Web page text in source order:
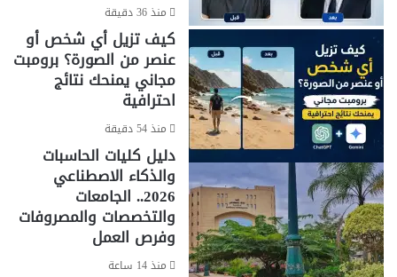
منذ 36 دقيقة
كيف تزيل أي شخص أو
عنصر من الصورة؟ برومبت
مجاني يمنحك نتائج
احترافية
منذ 54 دقيقة
دليل كليات الحاسبات
والذكاء الاصطناعي
2026.. الجامعات
والتخصصات والمصروفات
وفرص العمل
منذ 14 ساعة